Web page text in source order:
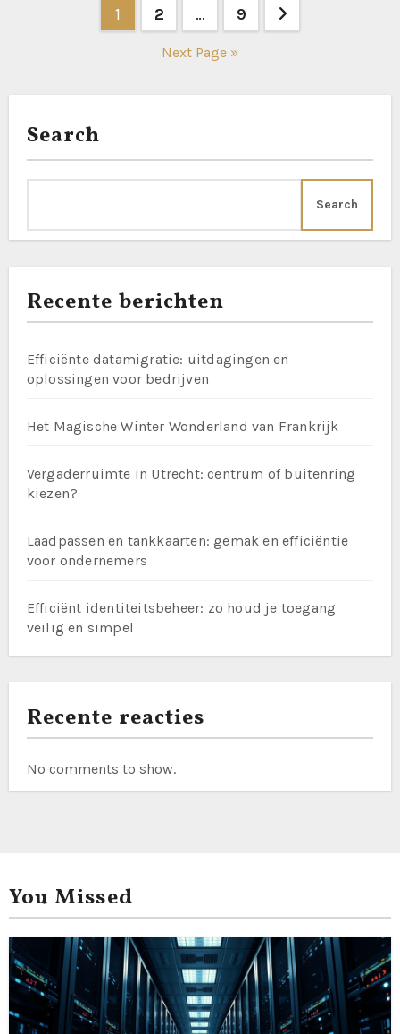
1 2 … 9
Next Page »
Search
Search
Recente berichten
Efficiënte datamigratie: uitdagingen en
oplossingen voor bedrijven
Het Magische Winter Wonderland van Frankrijk
Vergaderruimte in Utrecht: centrum of buitenring
kiezen?
Laadpassen en tankkaarten: gemak en efficiëntie
voor ondernemers
Efficiënt identiteitsbeheer: zo houd je toegang
veilig en simpel
Recente reacties
No comments to show.
You Missed